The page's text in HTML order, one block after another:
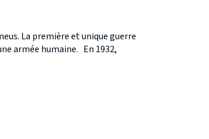
La première et unique guerre
armée humaine. En 1932,